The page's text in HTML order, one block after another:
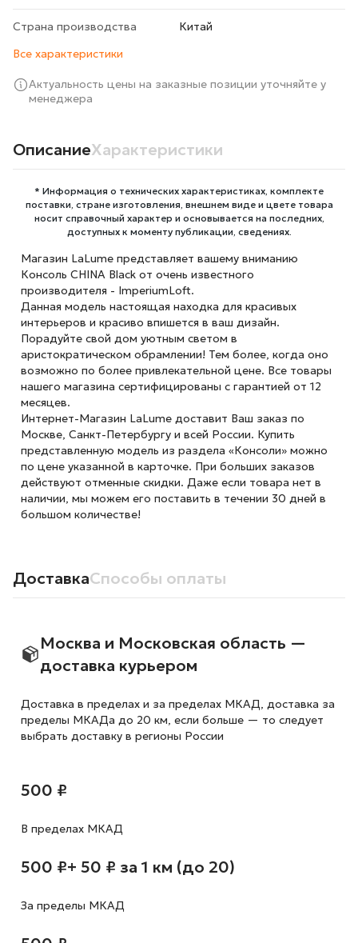
Страна производства
Китай
Все характеристики
Актуальность цены на заказные позиции уточняйте у
менеджера
ОписаниеХарактеристики
* Информация о технических характеристиках, комплекте
поставки, стране изготовления, внешнем виде и цвете товара
носит справочный характер и основывается на последних,
доступных к моменту публикации, сведениях.
Магазин LaLume представляет вашему вниманию
Консоль CHINA Black от очень известного
производителя - ImperiumLoft.
Данная модель настоящая находка для красивых
интерьеров и красиво впишется в ваш дизайн.
Порадуйте свой дом уютным светом в
аристократическом обрамлении! Тем более, когда оно
возможно по более привлекательной цене. Все товары
нашего магазина сертифицированы с гарантией от 12
месяцев.
Интернет-Магазин LaLume доставит Ваш заказ по
Москве, Санкт-Петербургу и всей России. Купить
представленную модель из раздела «Консоли» можно
по цене указанной в карточке. При больших заказов
действуют отменные скидки. Даже если товара нет в
наличии, мы можем его поставить в течении 30 дней в
большом количестве!
ДоставкаСпособы оплаты
Москва и Московская область —
доставка курьером
Доставка в пределах и за пределах МКАД, доставка за
пределы МКАДа до 20 км, если больше — то следует
выбрать доставку в регионы России
500 ₽
В пределах МКАД
500 ₽+ 50 ₽ за 1 км (до 20)
За пределы МКАД